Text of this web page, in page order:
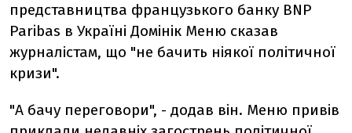
представництва французького банку BNP
Paribas в Україні Домінік Меню сказав
журналістам, що "не бачить ніякої політичної
кризи".
"А бачу переговори", - додав він. Меню привів